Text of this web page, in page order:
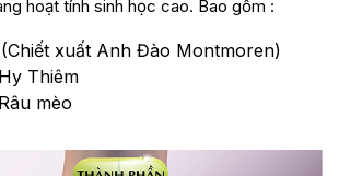
hoạt tính sinh học cao. Bao gồm :
xuất Anh Đào Montmoren)
Thiêm
mèo